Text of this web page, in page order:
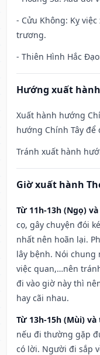
- Cửu Không: Kỵ
trương.
- Thiên Hình Hắc
Hướng xuất hành
Xuất hành hướng
hướng Chính Tây để
Tránh xuất hành
Giờ xuất hành
Từ 11h-13h (Ngọ)
cọ, gây chuyện đói
nhất nên hoãn lại.
lây bệnh. Nói
việc quan,…nên
đi vào giờ này thì
hay cãi nhau.
Từ 13h-15h (Mùi)
nếu đi thường gặp
có lời. Người đi sắp